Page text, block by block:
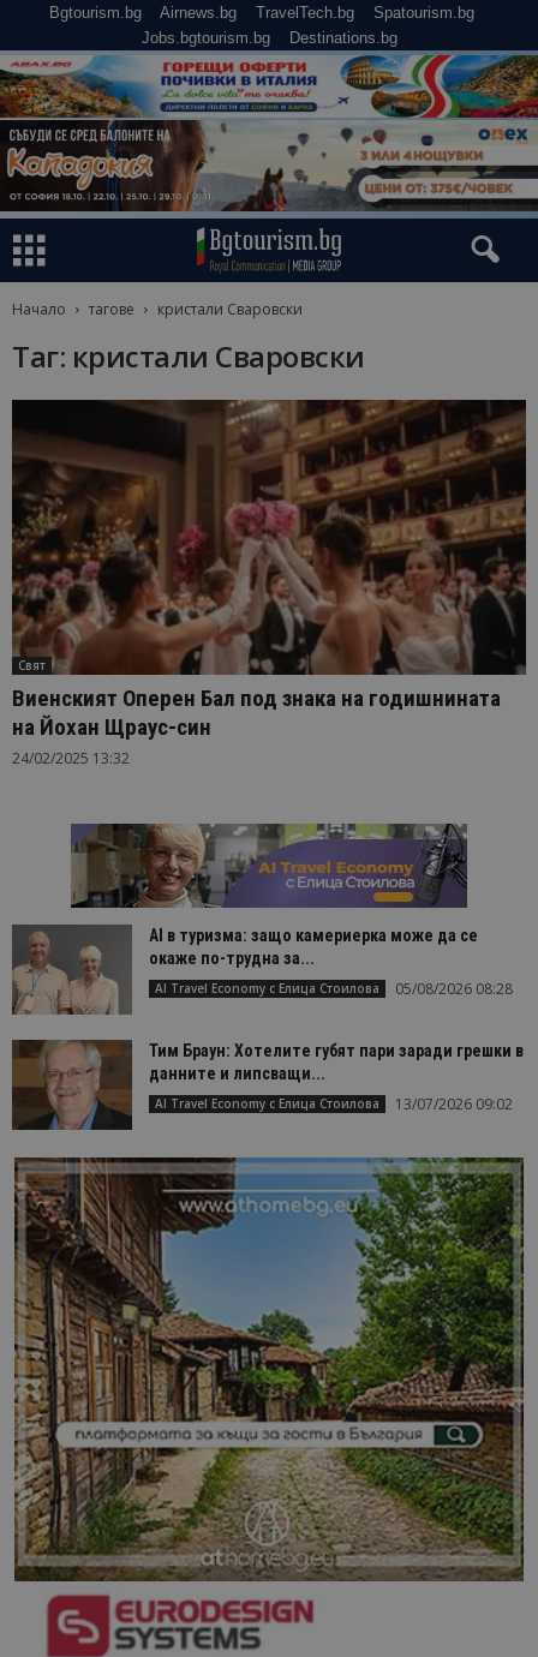
Bgtourism.bg Airnews.bg TravelTech.bg
Spatourism.bg
Jobs.bgtourism.bg
Destinations.bg
Начало тагове кристали Сваровски
Таг: кристали Сваровски
Свят
Виенският Оперен Бал под знака на годишнината
на Йохан Щраус-син
24/02/2025 13:32
AI в туризма: защо камериерка може да се
окаже по-трудна за...
AI Travel Economy с Елица Стоилова 05/08/2026 08:28
Тим Браун: Хотелите губят пари заради грешки в
данните и липсващи...
AI Travel Economy с Елица Стоилова 13/07/2026 09:02